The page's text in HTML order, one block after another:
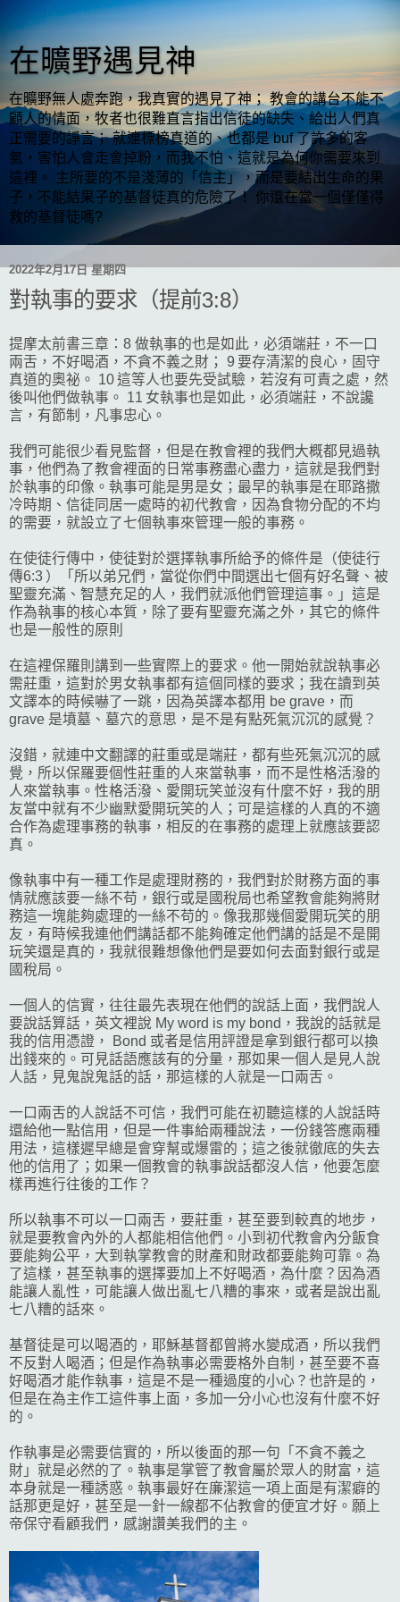
在曠野遇見神
在曠野無人處奔跑，我真實的遇見了神； 教會的講台不能不
顧人的情面，牧者也很難直言指出信徒的缺失、給出人們真
正需要的諍言； 就連標榜真道的、也都是 buf 了許多的客
氣，害怕人會走會掉粉，而我不怕、這就是為何你需要來到
這裡。 主所要的不是淺薄的「信主」，而是要結出生命的果
子，不能結果子的基督徒真的危險了！ 你還在當一個僅僅得
救的基督徒嗎?
2022年2月17日 星期四
對執事的要求（提前3:8）
提摩太前書三章：8 做執事的也是如此，必須端莊，不一口
兩舌，不好喝酒，不貪不義之財； 9 要存清潔的良心，固守
真道的奧祕。 10 這等人也要先受試驗，若沒有可責之處，然
後叫他們做執事。 11 女執事也是如此，必須端莊，不說讒
言，有節制，凡事忠心。
我們可能很少看見監督，但是在教會裡的我們大概都見過執
事，他們為了教會裡面的日常事務盡心盡力，這就是我們對
於執事的印像。執事可能是男是女；最早的執事是在耶路撒
冷時期、信徒同居一處時的初代教會，因為食物分配的不均
的需要，就設立了七個執事來管理一般的事務。
在使徒行傳中，使徒對於選擇執事所給予的條件是（使徒行
傳6:3 ）「所以弟兄們，當從你們中間選出七個有好名聲、被
聖靈充滿、智慧充足的人，我們就派他們管理這事。」這是
作為執事的核心本質，除了要有聖靈充滿之外，其它的條件
也是一般性的原則
在這裡保羅則講到一些實際上的要求。他一開始就說執事必
需莊重，這對於男女執事都有這個同樣的要求；我在讀到英
文譯本的時候嚇了一跳，因為英譯本都用 be grave，而
grave 是墳墓、墓穴的意思，是不是有點死氣沉沉的感覺？
沒錯，就連中文翻譯的莊重或是端莊，都有些死氣沉沉的感
覺，所以保羅要個性莊重的人來當執事，而不是性格活潑的
人來當執事。性格活潑、愛開玩笑並沒有什麼不好，我的朋
友當中就有不少幽默愛開玩笑的人；可是這樣的人真的不適
合作為處理事務的執事，相反的在事務的處理上就應該要認
真。
像執事中有一種工作是處理財務的，我們對於財務方面的事
情就應該要一絲不苟，銀行或是國稅局也希望教會能夠將財
務這一塊能夠處理的一絲不苟的。像我那幾個愛開玩笑的朋
友，有時候我連他們講話都不能夠確定他們講的話是不是開
玩笑還是真的，我就很難想像他們是要如何去面對銀行或是
國稅局。
一個人的信實，往往最先表現在他們的說話上面，我們說人
要說話算話，英文裡說 My word is my bond，我說的話就是
我的信用憑證， Bond 或者是信用評證是拿到銀行都可以換
出錢來的。可見話語應該有的分量，那如果一個人是見人說
人話，見鬼說鬼話的話，那這樣的人就是一口兩舌。
一口兩舌的人說話不可信，我們可能在初聽這樣的人說話時
還給他一點信用，但是一件事給兩種說法，一份錢答應兩種
用法，這樣遲早總是會穿幫或爆雷的；這之後就徹底的失去
他的信用了；如果一個教會的執事說話都沒人信，他要怎麼
樣再進行往後的工作？
所以執事不可以一口兩舌，要莊重，甚至要到較真的地步，
就是要教會內外的人都能相信他們。小到初代教會內分飯食
要能夠公平，大到執掌教會的財產和財政都要能夠可靠。為
了這樣，甚至執事的選擇要加上不好喝酒，為什麼？因為酒
能讓人亂性，可能讓人做出亂七八糟的事來，或者是說出亂
七八糟的話來。
基督徒是可以喝酒的，耶穌基督都曾將水變成酒，所以我們
不反對人喝酒；但是作為執事必需要格外自制，甚至要不喜
好喝酒才能作執事，這是不是一種過度的小心？也許是的，
但是在為主作工這件事上面，多加一分小心也沒有什麼不好
的。
作執事是必需要信實的，所以後面的那一句「不貪不義之
財」就是必然的了。執事是掌管了教會屬於眾人的財富，這
本身就是一種誘惑。執事最好在廉潔這一項上面是有潔癖的
話那更是好，甚至是一針一線都不佔教會的便宜才好。願上
帝保守看顧我們，感謝讚美我們的主。